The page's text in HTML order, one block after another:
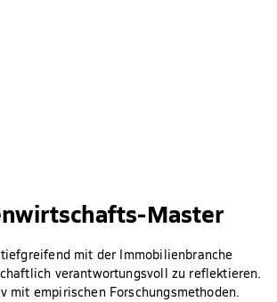
Master
mit der Immobilienbranche
verantwortungsvoll zu reflektieren.
mit empirischen Forschungsmethoden.